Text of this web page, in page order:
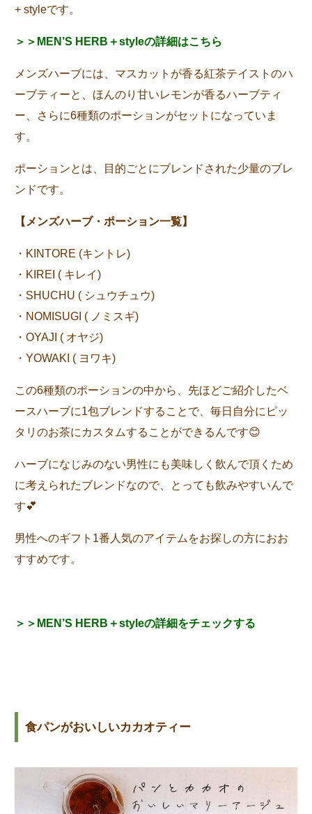
+ styleです。
＞＞MEN’S HERB＋styleの詳細はこちら
メンズハーブには、マスカットが香る紅茶テイストのハ
ーブティーと、ほんのり甘いレモンが香るハーブティ
ー、さらに6種類のポーションがセットになっていま
す。
ポーションとは、目的ごとにブレンドされた少量のブレ
ンドです。
【メンズハーブ・ポーション一覧】
・KINTORE (キントレ)
・KIREI ( キレイ)
・SHUCHU ( シュウチュウ)
・NOMISUGI ( ノミスギ)
・OYAJI ( オヤジ)
・YOWAKI ( ヨワキ)
この6種類のポーションの中から、先ほどご紹介したベ
ースハーブに1包ブレンドすることで、毎日自分にピッ
タリのお茶にカスタムすることができるんです😊
ハーブになじみのない男性にも美味しく飲んで頂くため
に考えられたブレンドなので、とっても飲みやすいんで
す💕
男性へのギフト1番人気のアイテムをお探しの方におお
すすめです。
＞＞MEN’S HERB＋styleの詳細をチェックする
食パンがおいしいカカオティー